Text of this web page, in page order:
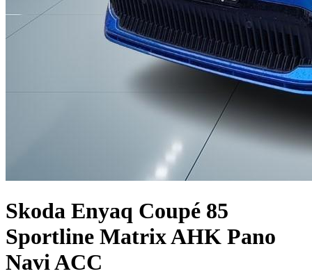
Skoda Enyaq Coupé 85
Sportline Matrix AHK Pano
Navi ACC